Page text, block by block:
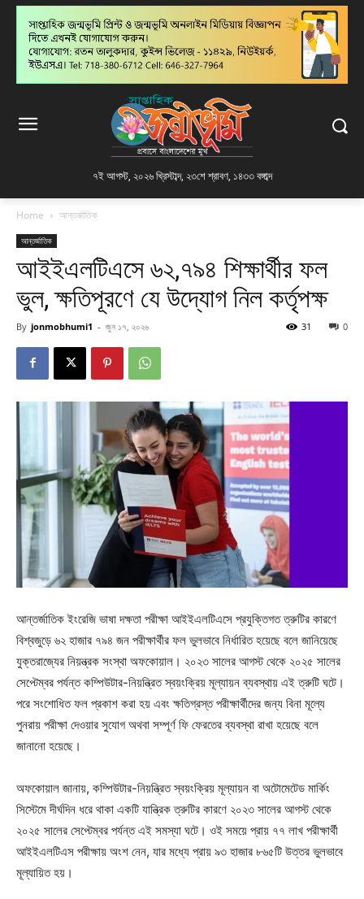
৭ই আগস্ট, ২০২৬ খ্রিস্টাব্দ, ২৩শে শ্রাবণ, ১৪৩৩ বঙ্গাব্দ
Home আন্তর্জাতিক
আন্তর্জাতিক
আইইএলটিএসে ৬২,৭৯৪ শিক্ষার্থীর ফল
ভুল, ক্ষতিপূরণে যে উদ্যোগ নিল কর্তৃপক্ষ
By jonmobhumi1 - জুন ১৭, ২০২৬ 0
31
আন্তর্জাতিক ইংরেজি ভাষা দক্ষতা পরীক্ষা আইইএলটিএসে প্রযুক্তিগত ত্রুটির কারণে
বিশ্বজুড়ে ৬২ হাজার ৭৯৪ জন পরীক্ষার্থীর ফল ভুলভাবে নির্ধারিত হয়েছে বলে জানিয়েছে
যুক্তরাজ্যের নিয়ন্ত্রক সংস্থা অফকোয়াল। ২০২৩ সালের আগস্ট থেকে ২০২৫ সালের
সেপ্টেম্বর পর্যন্ত কম্পিউটার-নিয়ন্ত্রিত স্বয়ংক্রিয় মূল্যায়ন ব্যবস্থায় এই ত্রুটি ঘটে।
পরে সংশোধিত ফল প্রকাশ করা হয় এবং ক্ষতিগ্রস্ত পরীক্ষার্থীদের জন্য বিনা মূল্যে
পুনরায় পরীক্ষা দেওয়ার সুযোগ অথবা সম্পূর্ণ ফি ফেরতের ব্যবস্থা রাখা হয়েছে বলে
জানানো হয়েছে।
অফকোয়াল জানায়, কম্পিউটার-নিয়ন্ত্রিত স্বয়ংক্রিয় মূল্যায়ন বা অটোমেটেড মার্কিং
সিস্টেমে দীর্ঘদিন ধরে থাকা একটি যান্ত্রিক ত্রুটির কারণে ২০২৩ সালের আগস্ট থেকে
২০২৫ সালের সেপ্টেম্বর পর্যন্ত এই সমস্যা ঘটে। ওই সময়ে প্রায় ৭৭ লাখ পরীক্ষার্থী
আইইএলটিএস পরীক্ষায় অংশ নেন, যার মধ্যে প্রায় ৯৩ হাজার ৮৬৫টি উত্তর ভুলভাবে
মূল্যায়িত হয়।